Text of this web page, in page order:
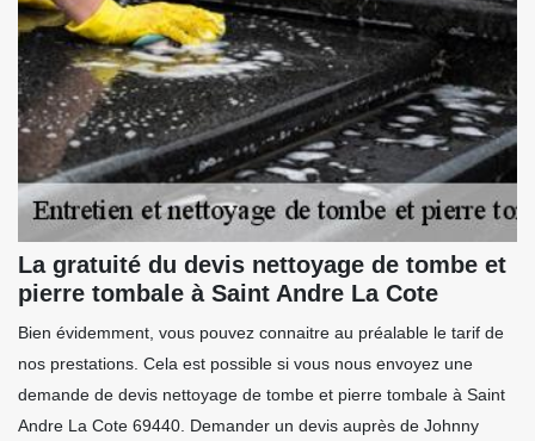
La gratuité du devis nettoyage de tombe et
pierre tombale à Saint Andre La Cote
Bien évidemment, vous pouvez connaitre au préalable le tarif de
nos prestations. Cela est possible si vous nous envoyez une
demande de devis nettoyage de tombe et pierre tombale à Saint
Andre La Cote 69440. Demander un devis auprès de Johnny